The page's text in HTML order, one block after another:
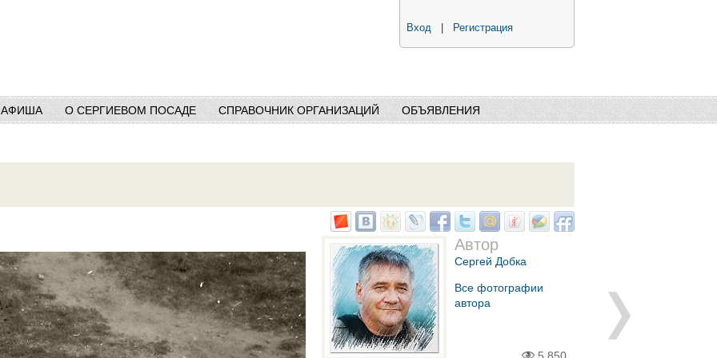
Вход Регистрация
АФИША О СЕРГИЕВОМ ПОСАДЕ СПРАВОЧНИК ОРГАНИЗАЦИЙ ОБЪЯВЛЕНИЯ
Автор
Сергей Добка
Все фотографии
автора